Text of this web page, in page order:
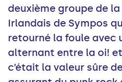
deuxième groupe de
Irlandais de Sympos
retourné la foule avec
alternant entre la oi!
c’était la valeur sûre